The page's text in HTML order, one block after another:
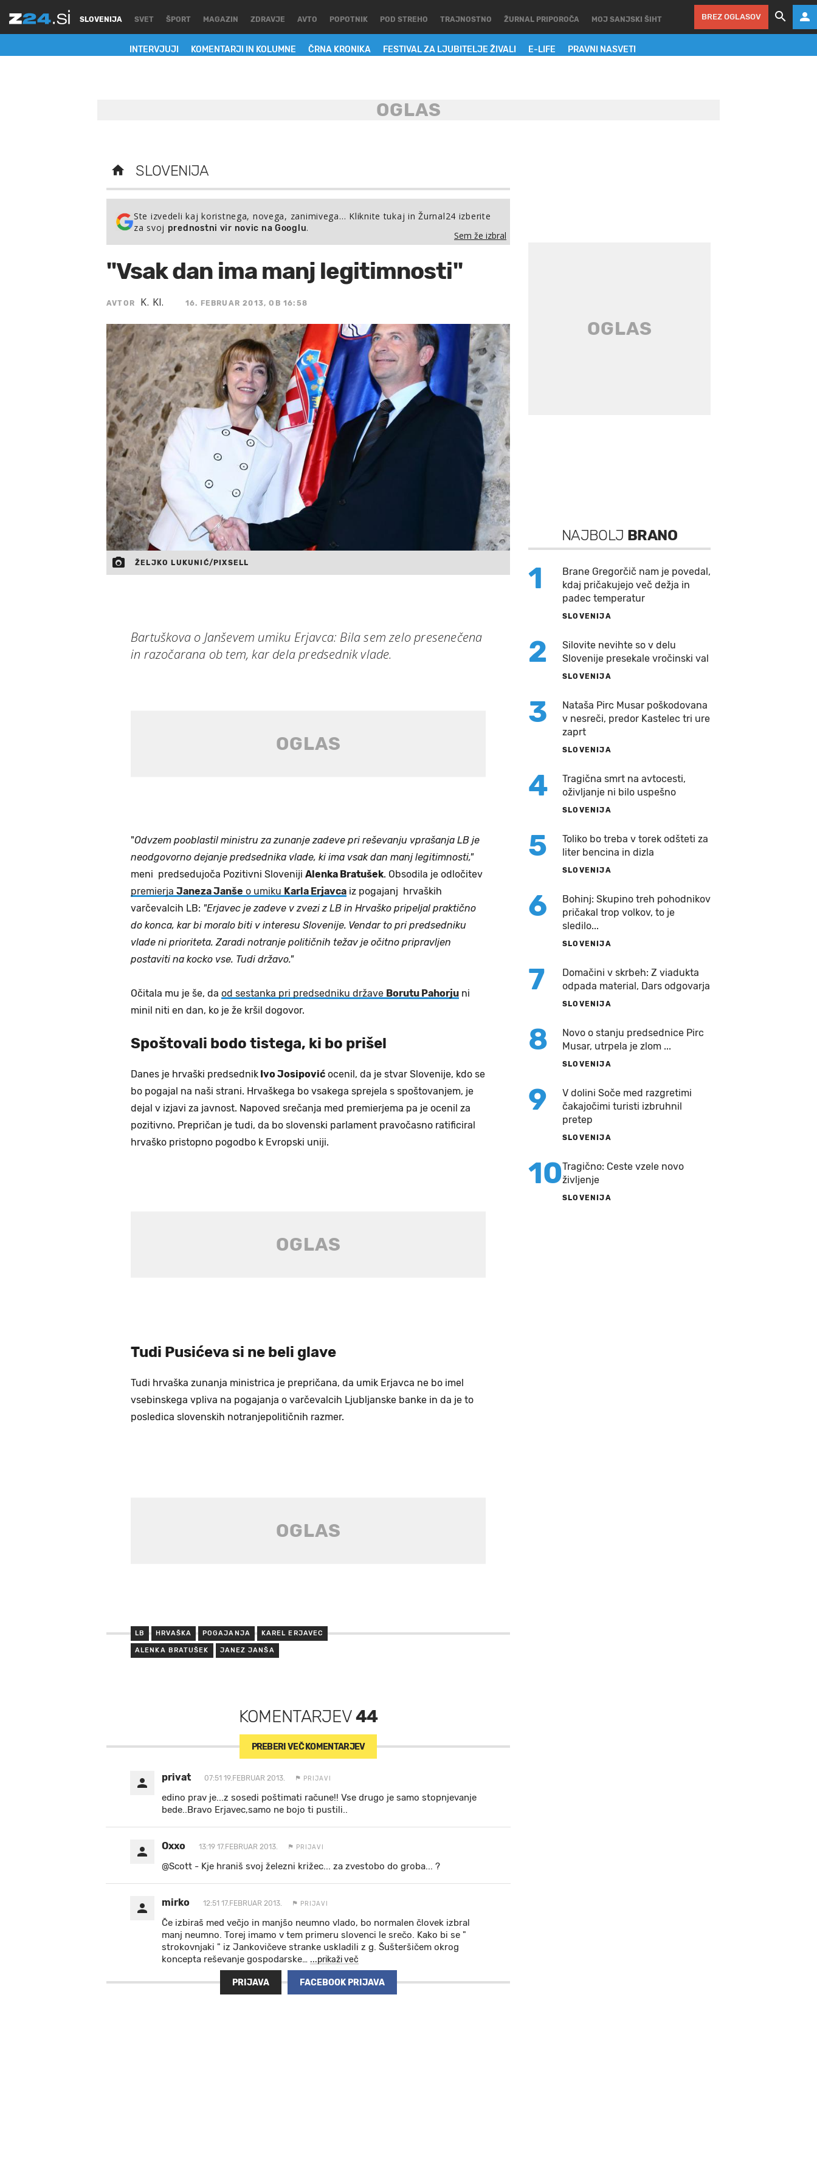
SLOVENIJA
INTERVJUJI KOMENTARJI IN KOLUMNE ČRNA KRONIKA FESTIVAL ZA LJUBITELJE ŽIVALI E-LIFE PRAVNI NASVETI
SVET ŠPORT MAGAZIN ZDRAVJE AVTO POPOTNIK POD STREHO TRAJNOSTNO ŽURNAL PRIPOROČA MOJ SANJSKI ŠIHT BREZ OGLASOV
SLOVENIJA
Ste izvedeli kaj koristnega, novega, zanimivega… Kliknite tukaj in Žurnal24 izberite
za svoj prednostni vir novic na Googlu.
Sem že izbral
"Vsak dan ima manj legitimnosti"
AVTOR K. Kl. 16. FEBRUAR 2013, OB 16:58
ŽELJKO LUKUNIĆ/PIXSELL
Bartuškova o Janševem umiku Erjavca: Bila sem zelo presenečena
in razočarana ob tem, kar dela predsednik vlade.
"Odvzem pooblastil ministru za zunanje zadeve pri reševanju vprašanja LB je
neodgovorno dejanje predsednika vlade, ki ima vsak dan manj legitimnosti,"
meni predsedujoča Pozitivni Sloveniji Alenka Bratušek. Obsodila je odločitev
premierja Janeza Janše o umiku Karla Erjavca iz pogajanj hrvaških
varčevalcih LB: "Erjavec je zadeve v zvezi z LB in Hrvaško pripeljal praktično
do konca, kar bi moralo biti v interesu Slovenije. Vendar to pri predsedniku
vlade ni prioriteta. Zaradi notranje političnih težav je očitno pripravljen
postaviti na kocko vse. Tudi državo."
Očitala mu je še, da od sestanka pri predsedniku države Borutu Pahorju ni
minil niti en dan, ko je že kršil dogovor.
Spoštovali bodo tistega, ki bo prišel
Danes je hrvaški predsednik Ivo Josipović ocenil, da je stvar Slovenije, kdo se
bo pogajal na naši strani. Hrvaškega bo vsakega sprejela s spoštovanjem, je
dejal v izjavi za javnost. Napoved srečanja med premierjema pa je ocenil za
pozitivno. Prepričan je tudi, da bo slovenski parlament pravočasno ratificiral
hrvaško pristopno pogodbo k Evropski uniji.
Tudi Pusićeva si ne beli glave
Tudi hrvaška zunanja ministrica je prepričana, da umik Erjavca ne bo imel
vsebinskega vpliva na pogajanja o varčevalcih Ljubljanske banke in da je to
posledica slovenskih notranjepolitičnih razmer.
LB HRVAŠKA POGAJANJA KAREL ERJAVEC
ALENKA BRATUŠEK JANEZ JANŠA
KOMENTARJEV44
PREBERI VEČ KOMENTARJEV
privat 07:51 19.FEBRUAR 2013. PRIJAVI
edino prav je...z sosedi poštimati račune!! Vse drugo je samo stopnjevanje
bede..Bravo Erjavec,samo ne bojo ti pustili..
Oxxo 13:19 17.FEBRUAR 2013. PRIJAVI
@Scott - Kje hraniš svoj železni križec... za zvestobo do groba... ?
mirko 12:51 17.FEBRUAR 2013. PRIJAVI
Če izbiraš med večjo in manjšo neumno vlado, bo normalen človek izbral
manj neumno. Torej imamo v tem primeru slovenci le srečo. Kako bi se "
strokovnjaki " iz Jankovičeve stranke uskladili z g. Šušteršičem okrog
koncepta reševanje gospodarske… ...prikaži več
PRIJAVA FACEBOOK PRIJAVA
NAJBOLJ BRANO
1
Brane Gregorčič nam je povedal,
kdaj pričakujejo več dežja in
padec temperatur
SLOVENIJA
2
Silovite nevihte so v delu
Slovenije presekale vročinski val
SLOVENIJA
3
Nataša Pirc Musar poškodovana
v nesreči, predor Kastelec tri ure
zaprt
SLOVENIJA
4
Tragična smrt na avtocesti,
oživljanje ni bilo uspešno
SLOVENIJA
5
Toliko bo treba v torek odšteti za
liter bencina in dizla
SLOVENIJA
6
Bohinj: Skupino treh pohodnikov
pričakal trop volkov, to je
sledilo...
SLOVENIJA
7
Domačini v skrbeh: Z viadukta
odpada material, Dars odgovarja
SLOVENIJA
8
Novo o stanju predsednice Pirc
Musar, utrpela je zlom ...
SLOVENIJA
9
V dolini Soče med razgretimi
čakajočimi turisti izbruhnil
pretep
SLOVENIJA
10Tragično: Ceste vzele novo
življenje
SLOVENIJA